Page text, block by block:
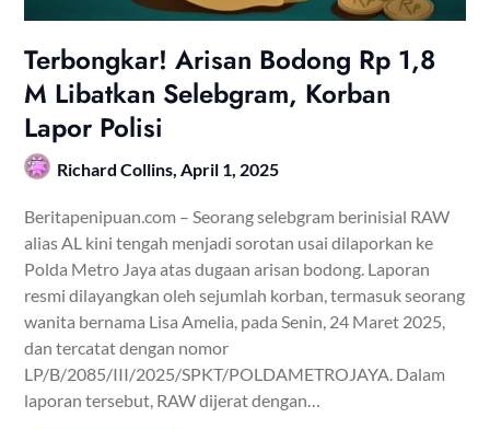
Terbongkar! Arisan Bodong Rp 1,8
M Libatkan Selebgram, Korban
Lapor Polisi
Richard Collins,April 1, 2025
Beritapenipuan.com – Seorang selebgram berinisial RAW
alias AL kini tengah menjadi sorotan usai dilaporkan ke
Polda Metro Jaya atas dugaan arisan bodong. Laporan
resmi dilayangkan oleh sejumlah korban, termasuk seorang
wanita bernama Lisa Amelia, pada Senin, 24 Maret 2025,
dan tercatat dengan nomor
LP/B/2085/III/2025/SPKT/POLDAMETROJAYA. Dalam
laporan tersebut, RAW dijerat dengan…